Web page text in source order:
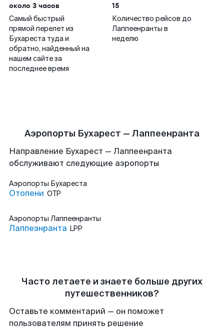
около 3 часов
Самый быстрый
прямой перелет из
Бухареста туда и
обратно, найденный на
нашем сайте за
последнее время
15
Количество рейсов до
Лаппеенранты в
неделю
Аэропорты Бухарест — Лаппеенранта
Направление Бухарест — Лаппеенранта
обслуживают следующие аэропорты
Аэропорты Бухареста
Отопени OTP
Аэропорты Лаппеенранты
Лаппеэнранта LPP
Часто летаете и знаете больше других
путешественников?
Оставьте комментарий — он поможет
пользователям принять решение